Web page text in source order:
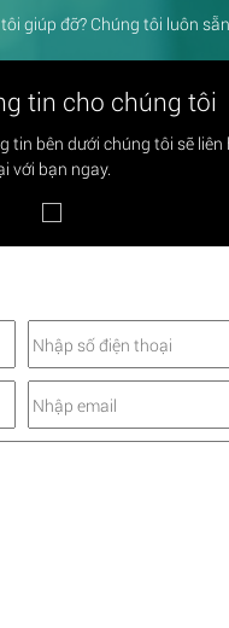
giúp đỡ? Chúng tôi luôn
tin cho chúng tôi
tin bên dưới chúng tôi sẽ liên
với bạn ngay.